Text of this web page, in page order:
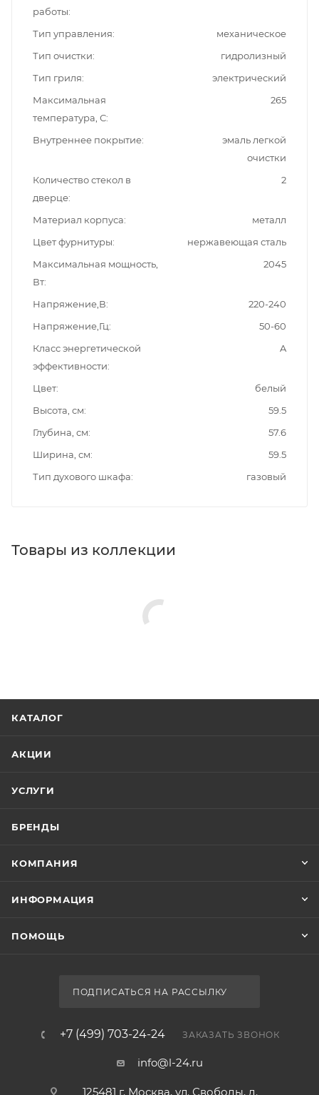
работы
Тип управления
механическое
Тип очистки
гидролизный
Тип гриля
электрический
Максимальная
температура, С
265
Внутреннее покрытие
эмаль легкой
очистки
Количество стекол в
дверце
2
Материал корпуса
металл
Цвет фурнитуры
нержавеющая сталь
Максимальная мощность,
Вт
2045
Напряжение,В
220-240
Напряжение,Гц
50-60
Класс энергетической
эффективности
A
Цвет
белый
Высота, см
59.5
Глубина, см
57.6
Ширина, см
59.5
Тип духового шкафа
газовый
Товары из коллекции
КАТАЛОГ
АКЦИИ
УСЛУГИ
БРЕНДЫ
КОМПАНИЯ
ИНФОРМАЦИЯ
ПОМОЩЬ
ПОДПИСАТЬСЯ НА РАССЫЛКУ
+7 (499) 703-24-24 ЗАКАЗАТЬ ЗВОНОК
info@l-24.ru
125481 г. Москва, ул. Свободы, д.